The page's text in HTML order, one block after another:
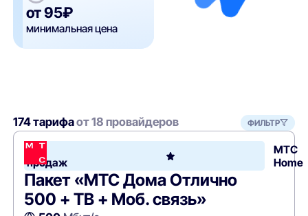
от 95₽
минимальная цена
174 тарифаот 18 провайдеров ФИЛЬТР
Хит
продаж
МТС
Home
Пакет «МТС Дома Отлично
500 + ТВ + Моб. связь»